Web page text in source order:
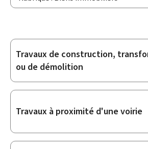
Sous-
rubriques
Travaux de construction,
ou de démolition
Travaux à proximité d'une voirie